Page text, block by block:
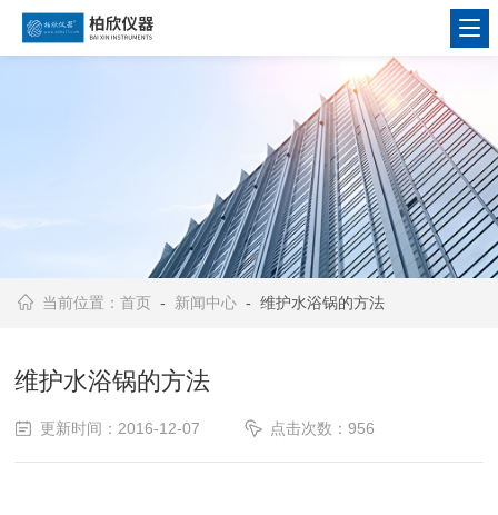
当前位置：首页 - 新闻中心 - 维护水浴锅的方法
维护水浴锅的方法
更新时间：2016-12-07 点击次数：956